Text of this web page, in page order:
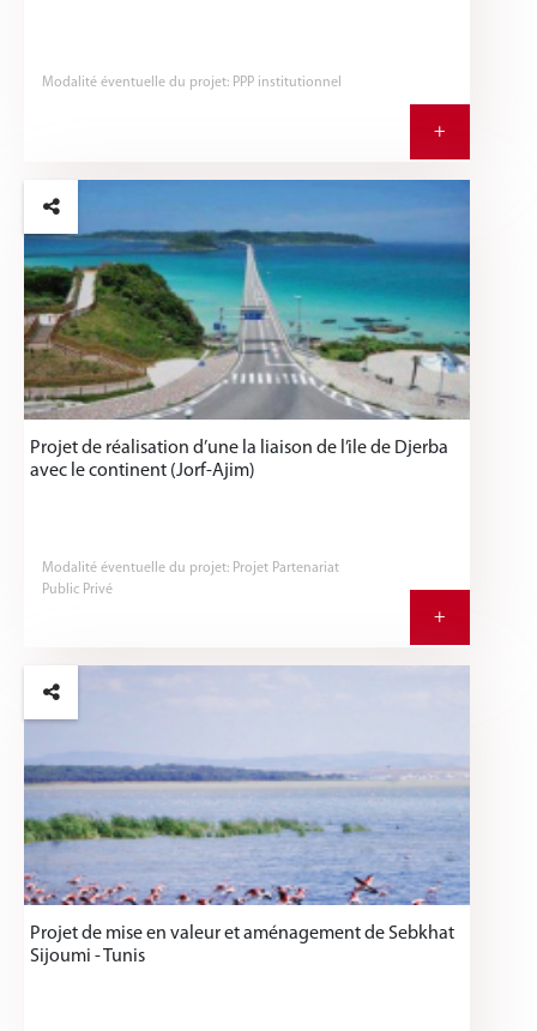
Modalité éventuelle du projet: PPP institutionnel
+
Projet de réalisation d’une la liaison de l’ile de Djerba
avec le continent (Jorf-Ajim)
Modalité éventuelle du projet: Projet Partenariat
Public Privé
+
Projet de mise en valeur et aménagement de Sebkhat
Sijoumi - Tunis